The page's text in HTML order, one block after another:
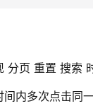
Vue
内多次点击同